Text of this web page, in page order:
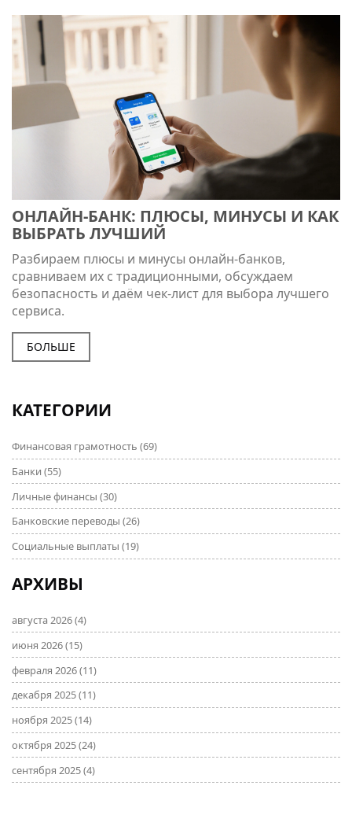
ОНЛАЙН‑БАНК: ПЛЮСЫ, МИНУСЫ И КАК
ВЫБРАТЬ ЛУЧШИЙ
Разбираем плюсы и минусы онлайн‑банков,
сравниваем их с традиционными, обсуждаем
безопасность и даём чек‑лист для выбора лучшего
сервиса.
БОЛЬШЕ
КАТЕГОРИИ
Финансовая грамотность (69)
Банки (55)
Личные финансы (30)
Банковские переводы (26)
Социальные выплаты (19)
АРХИВЫ
августа 2026(4)
июня 2026(15)
февраля 2026(11)
декабря 2025(11)
ноября 2025(14)
октября 2025(24)
сентября 2025(4)